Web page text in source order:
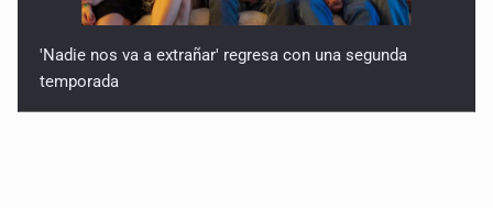
'Nadie nos va a extrañar' regresa con una segunda
temporada